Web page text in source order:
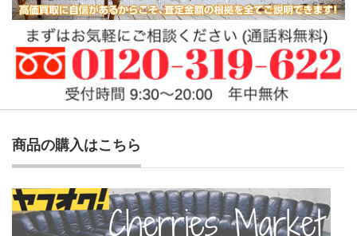
商品の購入はこちら